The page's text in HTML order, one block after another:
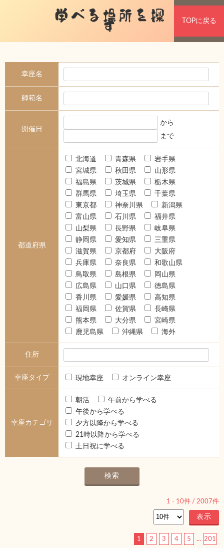
学べる場所を探
す TOPに戻る
幸座名
師範名
開催日
から
まで
都道府県
北海道 青森県
岩手県
宮城県
秋田県
山形県
福島県
茨城県
栃木県
群馬県
埼玉県
千葉県
東京都
神奈川県
新潟県
富山県
石川県
福井県
山梨県
長野県
岐阜県
静岡県
愛知県
三重県
滋賀県
京都府
大阪府
兵庫県
奈良県
和歌山県
鳥取県
島根県
岡山県
広島県
山口県
徳島県
香川県
愛媛県
高知県
福岡県
佐賀県
長崎県
熊本県
大分県
宮崎県
鹿児島県
沖縄県 海外
住所
幸座タイプ 現地幸座 オンライン幸座
幸座カテゴリ
朝活
午前から学べる
午後から学べる
夕方以降から学べる
21時以降から学べる
土日祝に学べる
1 - 10件 / 2007件
1 2 3 4 5 ... 201